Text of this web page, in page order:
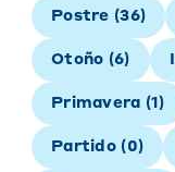
Postre (36)
Otoño (6)
Primavera (1 )
Partido( 0)